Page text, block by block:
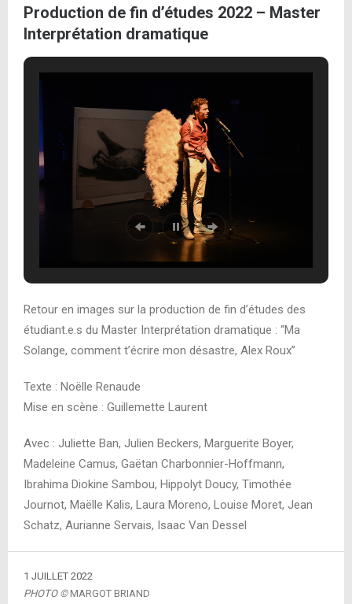
Production de fin d’études 2022 – Master
Interprétation dramatique
Retour en images sur la production de fin d’études des
étudiant.e.s du Master Interprétation dramatique : “Ma
Solange, comment t’écrire mon désastre, Alex Roux”
Texte : Noëlle Renaude
Mise en scène : Guillemette Laurent
Avec : Juliette Ban, Julien Beckers, Marguerite Boyer,
Madeleine Camus, Gaëtan Charbonnier-Hoffmann,
Ibrahima Diokine Sambou, Hippolyt Doucy, Timothée
Journot, Maëlle Kalis, Laura Moreno, Louise Moret, Jean
Schatz, Aurianne Servais, Isaac Van Dessel
1 JUILLET 2022
PHOTO ©MARGOT BRIAND